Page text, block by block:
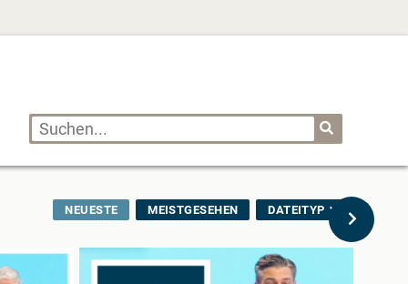
NEUESTE MEISTGESEHEN DATEITYP